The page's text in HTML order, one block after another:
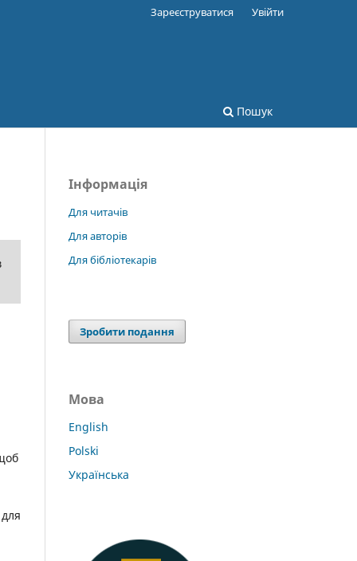
Пошук
Зареєструватися Увійти
Інформація
Для читачів
Для авторів
Для бібліотекарів
Зробити подання
Мова
English
Polski
Українська